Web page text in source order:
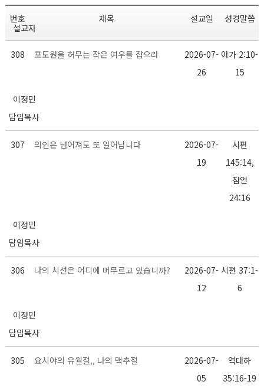
번호 제목 설교일
성경말씀
설교자
308 포도원을 허무는 작은 여우를 잡으라
2026-07-
26
아가 2:10-
15
이정민
담임목사
307 의인은 넘어져도 또 일어납니다
2026-07-
19
시편
145:14,
잠언
24:16
이정민
담임목사
306 나의 시선은 어디에 머무르고 있습니까?
2026-07-
12
시편 37:1-
6
이정민
담임목사
305 요시야의 유월절,, 나의 맥추절
2026-07-
05
역대하
35:16-19